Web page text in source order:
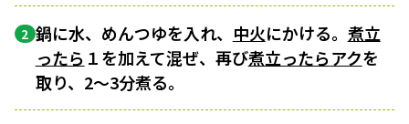
2 鍋に水、めんつゆを入れ、 中火にかける。 煮立
ったら １を加えて混ぜ、再び煮立ったらアクを
取り、2〜3分煮る。